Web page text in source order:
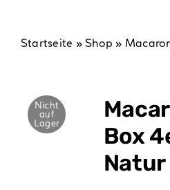
Verpackungen
Partydekoration
Startseite »Shop »
Nicht
auf
Lager
Box
Natur